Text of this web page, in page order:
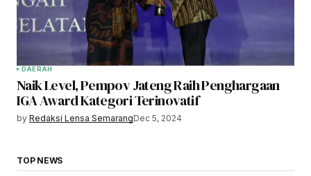
DAERAH
Naik Level, Pempov Jateng Raih Penghargaan
IGA Award Kategori Terinovatif
by Redaksi Lensa SemarangDec 5, 2024
TOP NEWS